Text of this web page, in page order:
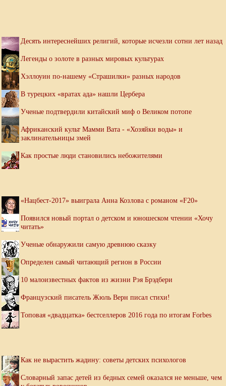
Десять интереснейших религий, которые исчезли сотни лет назад
Легенды о золоте в разных мировых культурах
Хэллоуин по-нашему «Страшилки» разных народов
В турецких «вратах ада» нашли Цербера
Ученые подтвердили китайский миф о Великом потопе
Африканский культ Мамми Вата - «Хозяйки воды» и
заклинательницы змей
Как простые люди становились небожителями
«Нацбест-2017» выиграла Анна Козлова с романом «F20»
Появился новый портал о детском и юношеском чтении «Хочу
читать»
Ученые обнаружили самую древнюю сказку
Определен самый читающий регион в России
10 малоизвестных фактов из жизни Рэя Брэдбери
Французский писатель Жюль Верн писал стихи!
Топовая «двадцатка» бестселлеров 2016 года по итогам Forbes
Как не вырастить жадину: советы детских психологов
Словарный запас детей из бедных семей оказался не меньше, чем